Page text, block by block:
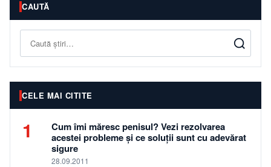
CAUTĂ
Caută
CELE MAI CITITE
1
Cum îmi măresc penisul? Vezi rezolvarea
acestei probleme și ce soluții sunt cu adevărat
sigure
28.09.2011